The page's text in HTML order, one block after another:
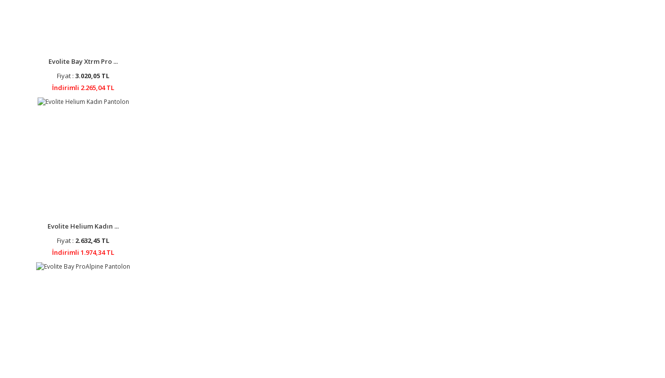
Evolite Bay Xtrm Pro ...
Fiyat : 3.020,05 TL
İndirimli 2.265,04 TL
Evolite Helium Kadın ...
Fiyat : 2.632,45 TL
İndirimli 1.974,34 TL